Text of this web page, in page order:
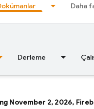
Daha
Derleme
November 2, 2026,